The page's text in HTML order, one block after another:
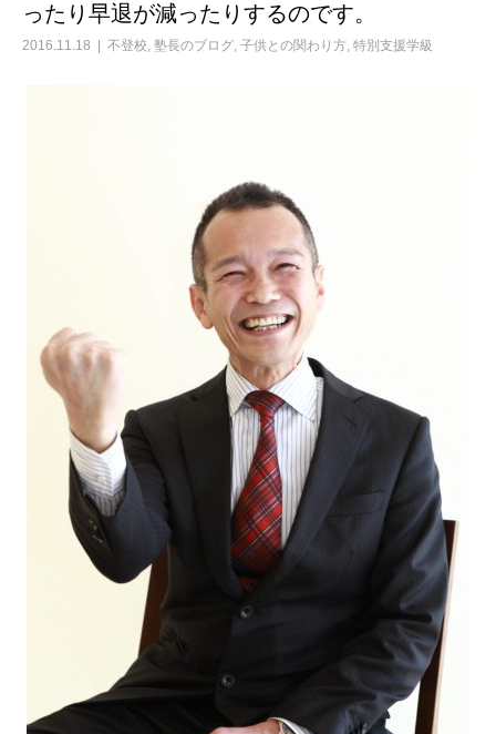
ったり早退が減ったりするのです。
2016.11.18 不登校, 塾長のブログ, 子供との関わり方, 特別支援学級